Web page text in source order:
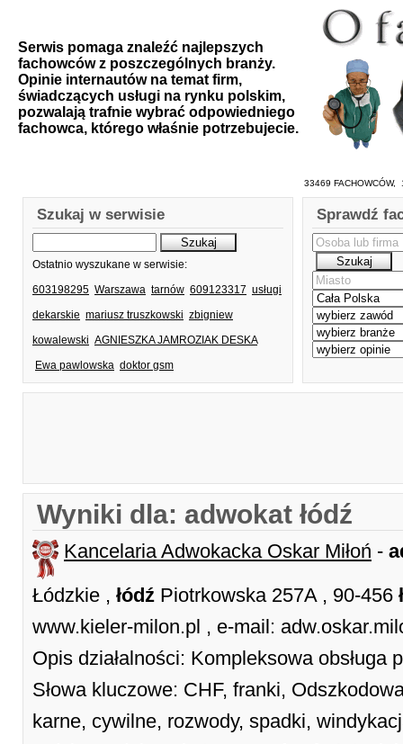
Serwis pomaga znaleźć najlepszych
fachowców z poszczególnych branży.
Opinie internautów na temat firm,
świadczących usługi na rynku polskim,
pozwalają trafnie wybrać odpowiedniego
fachowca, którego właśnie potrzebujecie.
33469
Szukaj w serwisie
Ostatnio wyszukane w serwisie:
603198295 Warszawa tarnów 609123317 usługi
dekarskie mariusz truszkowski zbigniew
kowalewski AGNIESZKA JAMROZIAK DESKA
Ewa pawlowska doktor gsm
Sprawdź
Wyniki dla: adwokat łódź
Kancelaria Adwokacka Oskar Miłoń -
Łódzkie , łódź Piotrkowska 257A , 90-456
www.kieler-milon.pl , e-mail:
Opis działalności: Kompleksowa obsługa
Słowa kluczowe: CHF, franki,
karne, cywilne, rozwody, spadki,